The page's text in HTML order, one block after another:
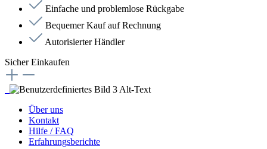
Einfache und problemlose Rückgabe
Bequemer Kauf auf Rechnung
Autorisierter Händler
Sicher Einkaufen
Über uns
Kontakt
Hilfe / FAQ
Erfahrungsberichte